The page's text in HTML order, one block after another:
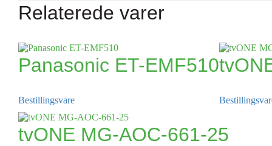
Relaterede varer
Panasonic ET-EMF510
Bestillingsvare
tvONE MG-AOC-661-25